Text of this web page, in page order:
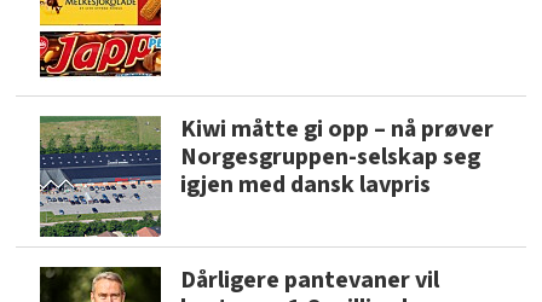
Kiwi måtte gi opp – nå prøver
Norgesgruppen-selskap seg
igjen med dansk lavpris
Dårligere pantevaner vil